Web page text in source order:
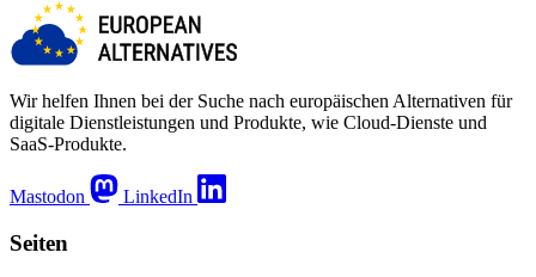
Wir helfen Ihnen bei der Suche nach europäischen Alternativen für
digitale Dienstleistungen und Produkte, wie Cloud-Dienste und
SaaS-Produkte.
Mastodon LinkedIn
Seiten